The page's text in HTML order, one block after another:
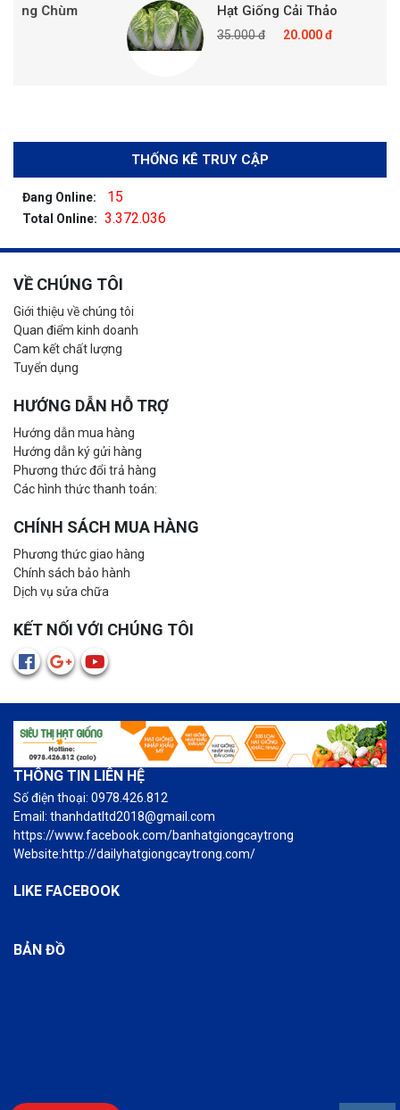
Hạt Giống Cải Thảo
35.000 đ 20.000 đ
THỐNG KÊ TRUY CẬP
Đang Online: 15
Total Online: 3.372.036
VỀ CHÚNG TÔI
Giới thiệu về chúng tôi
Quan điểm kinh doanh
Cam kết chất lượng
Tuyển dụng
HƯỚNG DẪN HỖ TRỢ
Hướng dẫn mua hàng
Hướng dẫn ký gửi hàng
Phương thức đổi trả hàng
Các hình thức thanh toán:
CHÍNH SÁCH MUA HÀNG
Phương thức giao hàng
Chính sách bảo hành
Dịch vụ sửa chữa
KẾT NỐI VỚI CHÚNG TÔI
THÔNG TIN LIÊN HỆ
Số điện thoại: 0978.426.812
Email: thanhdatltd2018@gmail.com
https://www.facebook.com/banhatgiongcaytrong
Website:http://dailyhatgiongcaytrong.com/
LIKE FACEBOOK
BẢN ĐỒ